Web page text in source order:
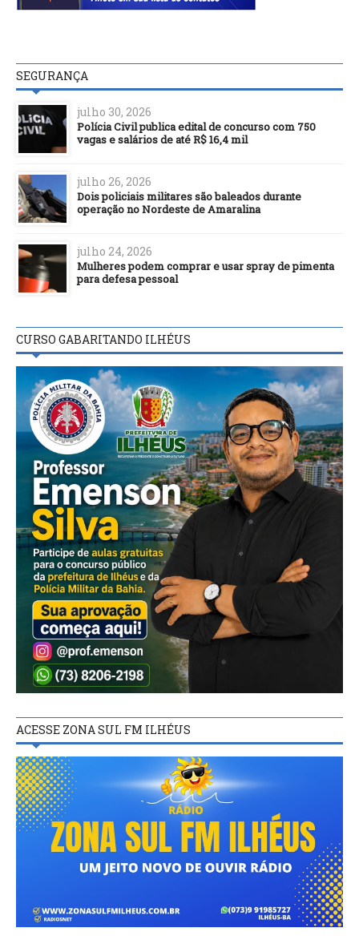
SEGURANÇA
julho 30, 2026
Polícia Civil publica edital de concurso com 750
vagas e salários de até R$ 16,4 mil
julho 26, 2026
Dois policiais militares são baleados durante
operação no Nordeste de Amaralina
julho 24, 2026
Mulheres podem comprar e usar spray de pimenta
para defesa pessoal
CURSO GABARITANDO ILHÉUS
ACESSE ZONA SUL FM ILHÉUS